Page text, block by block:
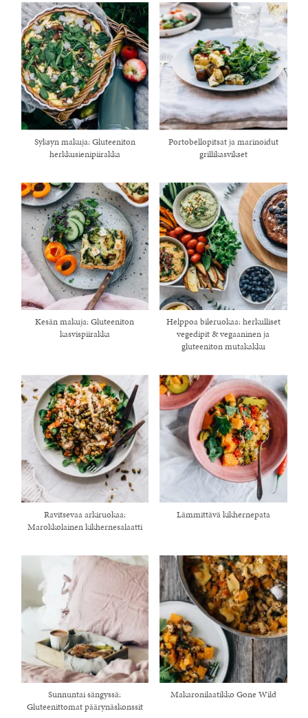
Syksyn makuja: Gluteeniton
herkkusienipiirakka
Portobellopitsat ja marinoidut
grillikasvikset
Kesän makuja: Gluteeniton
kasvispiirakka
Helppoa bileruokaa: herkulliset
vegedipit & vegaaninen ja
gluteeniton mutakakku
Ravitsevaa arkiruokaa:
Marokkolainen kikhernesalaatti
Lämmittävä kikhernepata
Sunnuntai sängyssä:
Gluteenittomat päärynäskonssit
Makaronilaatikko Gone Wild